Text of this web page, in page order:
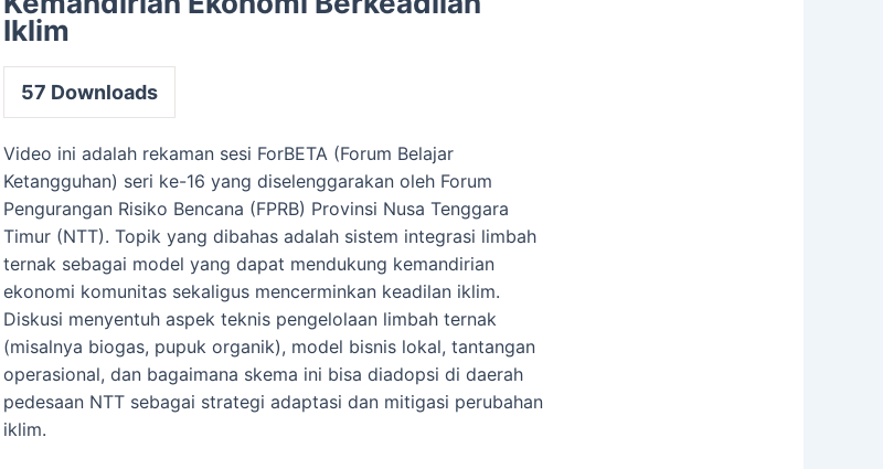
Iklim
57 Downloads
Video ini adalah rekaman sesi ForBETA (Forum Belajar
Ketangguhan) seri ke-16 yang diselenggarakan oleh Forum
Pengurangan Risiko Bencana (FPRB) Provinsi Nusa Tenggara
Timur (NTT). Topik yang dibahas adalah sistem integrasi limbah
ternak sebagai model yang dapat mendukung kemandirian
ekonomi komunitas sekaligus mencerminkan keadilan iklim.
Diskusi menyentuh aspek teknis pengelolaan limbah ternak
(misalnya biogas, pupuk organik), model bisnis lokal, tantangan
operasional, dan bagaimana skema ini bisa diadopsi di daerah
pedesaan NTT sebagai strategi adaptasi dan mitigasi perubahan
iklim.